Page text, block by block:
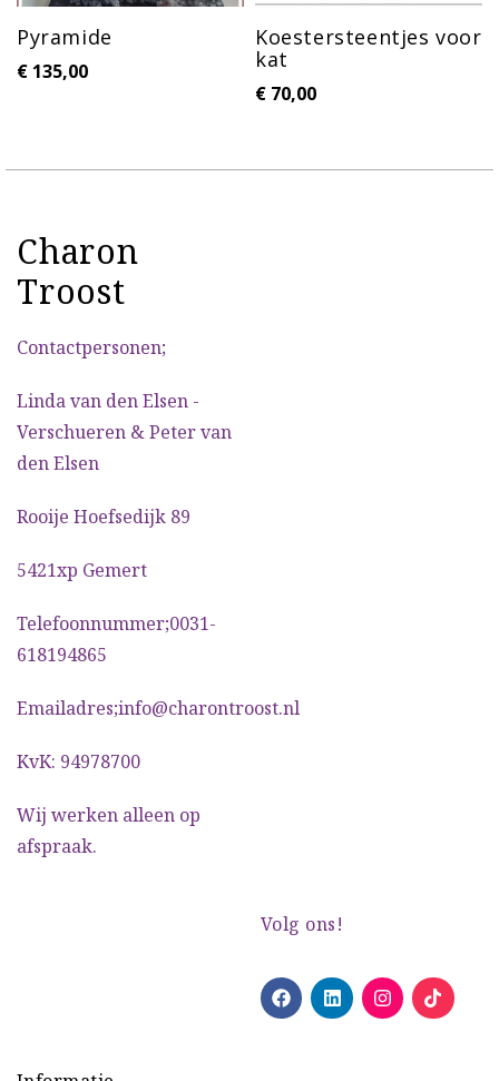
Pyramide
€ 135,00
Koestersteentjes voor
kat
€ 70,00
Charon
Troost
Contactpersonen;
Linda van den Elsen -
Verschueren & Peter van
den Elsen
Rooije Hoefsedijk 89
5421xp Gemert
Telefoonnummer;0031-
618194865
Emailadres;info@charontroost.nl
KvK: 94978700
Wij werken alleen op
afspraak.
Volg ons!